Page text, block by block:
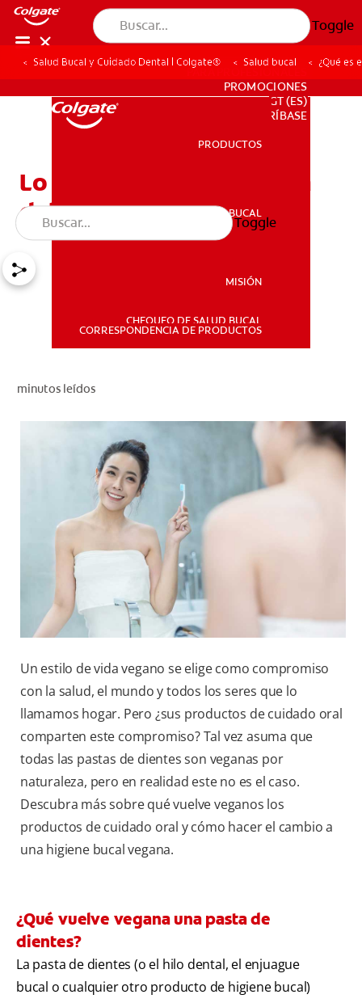
Toggle
SALUD BUCAL
PARA PROFESIONALES
PROMOCIONES
GT (ES)
SUSCRÍBASE
PRODUCTOS
SALUD BUCAL
MISIÓN
CHEQUEO DE SALUD BUCAL
CORRESPONDENCIA DE PRODUCTOS
Toggle
Salud Bucal y Cuidado Dental | Colgate® Salud bucal ¿Qué es
Lo que debe saber acerca
del cuidado oral vegano
minutos leídos
Un estilo de vida vegano se elige como compromiso
con la salud, el mundo y todos los seres que lo
llamamos hogar. Pero ¿sus productos de cuidado oral
comparten este compromiso? Tal vez asuma que
todas las pastas de dientes son veganas por
naturaleza, pero en realidad este no es el caso.
Descubra más sobre qué vuelve veganos los
productos de cuidado oral y cómo hacer el cambio a
una higiene bucal vegana.
¿Qué vuelve vegana una pasta de
dientes?
La pasta de dientes (o el hilo dental, el enjuague
bucal o cualquier otro producto de higiene bucal)